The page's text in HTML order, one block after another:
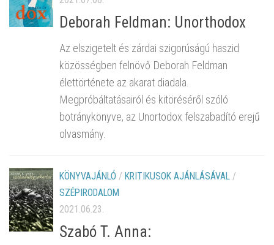
Deborah Feldman: Unorthodox
Az elszigetelt és zárdai szigorúságú haszid
közösségben felnövő Deborah Feldman
élettörténete az akarat diadala.
Megpróbáltatásairól és kitöréséről szóló
botránykönyve, az Unortodox felszabadító erejű
olvasmány.
KÖNYVAJÁNLÓ / KRITIKUSOK AJÁNLÁSÁVAL /
SZÉPIRODALOM
2021.06.23.
Szabó T. Anna: